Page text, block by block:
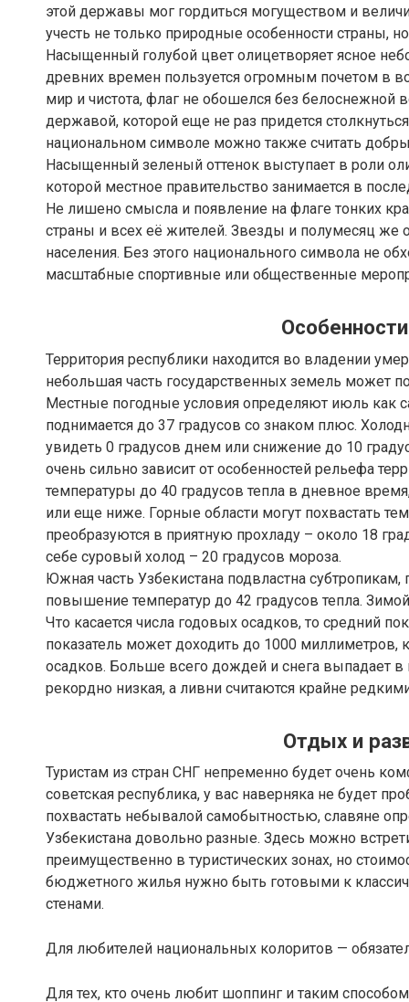
этой державы мог гордиться могуществом и
учесть не только природные особенности страны,
Насыщенный голубой цвет олицетворяет ясное
древних времен пользуется огромным почетом в
мир и чистота, флаг не обошелся без белоснежной
державой, которой еще не раз придется
национальном символе можно также считать
Насыщенный зеленый оттенок выступает в роли
которой местное правительство занимается в
Не лишено смысла и появление на флаге тонких
страны и всех её жителей. Звезды и полумесяц же
населения. Без этого национального символа не
масштабные спортивные или общественные
Территория республики находится во владении
небольшая часть государственных земель может
Местные погодные условия определяют июль как
поднимается до 37 градусов со знаком плюс.
увидеть 0 градусов днем или снижение до 10
очень сильно зависит от особенностей рельефа
температуры до 40 градусов тепла в дневное
или еще ниже. Горные области могут похвастать
преобразуются в приятную прохладу – около 18
себе суровый холод – 20 градусов мороза.
Южная часть Узбекистана подвластна
повышение температур до 42 градусов тепла.
Что касается числа годовых осадков, то средний
показатель может доходить до 1000 миллиметров,
осадков. Больше всего дождей и снега выпадает в
рекордно низкая, а ливни считаются крайне
Отдых и
Туристам из стран СНГ непременно будет очень
советская республика, у вас наверняка не будет
похвастать небывалой самобытностью, славяне
Узбекистана довольно разные. Здесь можно
преимущественно в туристических зонах, но
бюджетного жилья нужно быть готовыми к
стенами.
Для любителей национальных колоритов —
Для тех, кто очень любит шоппинг и таким